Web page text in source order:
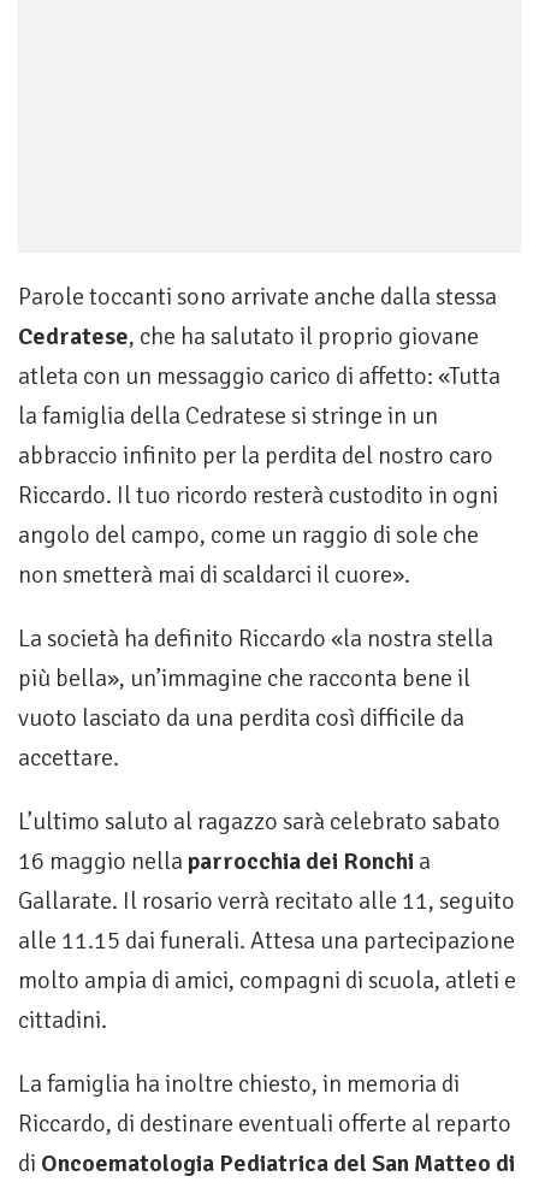
Parole toccanti sono arrivate anche dalla stessa
Cedratese, che ha salutato il proprio giovane
atleta con un messaggio carico di affetto: «Tutta
la famiglia della Cedratese si stringe in un
abbraccio infinito per la perdita del nostro caro
Riccardo. Il tuo ricordo resterà custodito in ogni
angolo del campo, come un raggio di sole che
non smetterà mai di scaldarci il cuore».
La società ha definito Riccardo «la nostra stella
più bella», un’immagine che racconta bene il
vuoto lasciato da una perdita così difficile da
accettare.
L’ultimo saluto al ragazzo sarà celebrato sabato
16 maggio nella parrocchia dei Ronchi a
Gallarate. Il rosario verrà recitato alle 11, seguito
alle 11.15 dai funerali. Attesa una partecipazione
molto ampia di amici, compagni di scuola, atleti e
cittadini.
La famiglia ha inoltre chiesto, in memoria di
Riccardo, di destinare eventuali offerte al reparto
di Oncoematologia Pediatrica del San Matteo di